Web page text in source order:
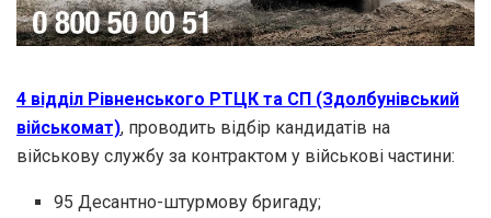
4 відділ Рівненського РТЦК та СП (Здолбунівський
військомат), проводить відбір кандидатів на
військову службу за контрактом у військові частини:
95 Десантно-штурмову бригаду;